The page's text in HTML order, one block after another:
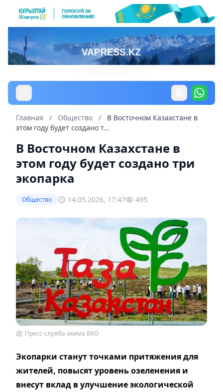
Главная / Общество /
В Восточном Казахстане в
этом году будет создано т...
В Восточном Казахстане в
этом году будет создано три
экопарка
Общество 14.05.2026, 17:47 495
Пресс-служба акима ВКО
Экопарки станут точками притяжения для
жителей, повысят уровень озеленения и
внесут вклад в улучшение экологической